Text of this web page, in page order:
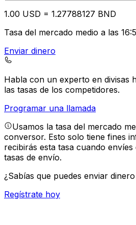
1.00 USD = 1.27788127 BND
Tasa del mercado medio a las
Enviar dinero
Habla con un experto en divisas
las tasas de los competidores.
Programar una llamada
Usamos la tasa del mercado
conversor. Esto solo tiene fines
recibirás esta tasa cuando envíes
tasas de envío.
¿Sabías que puedes enviar
Regístrate hoy